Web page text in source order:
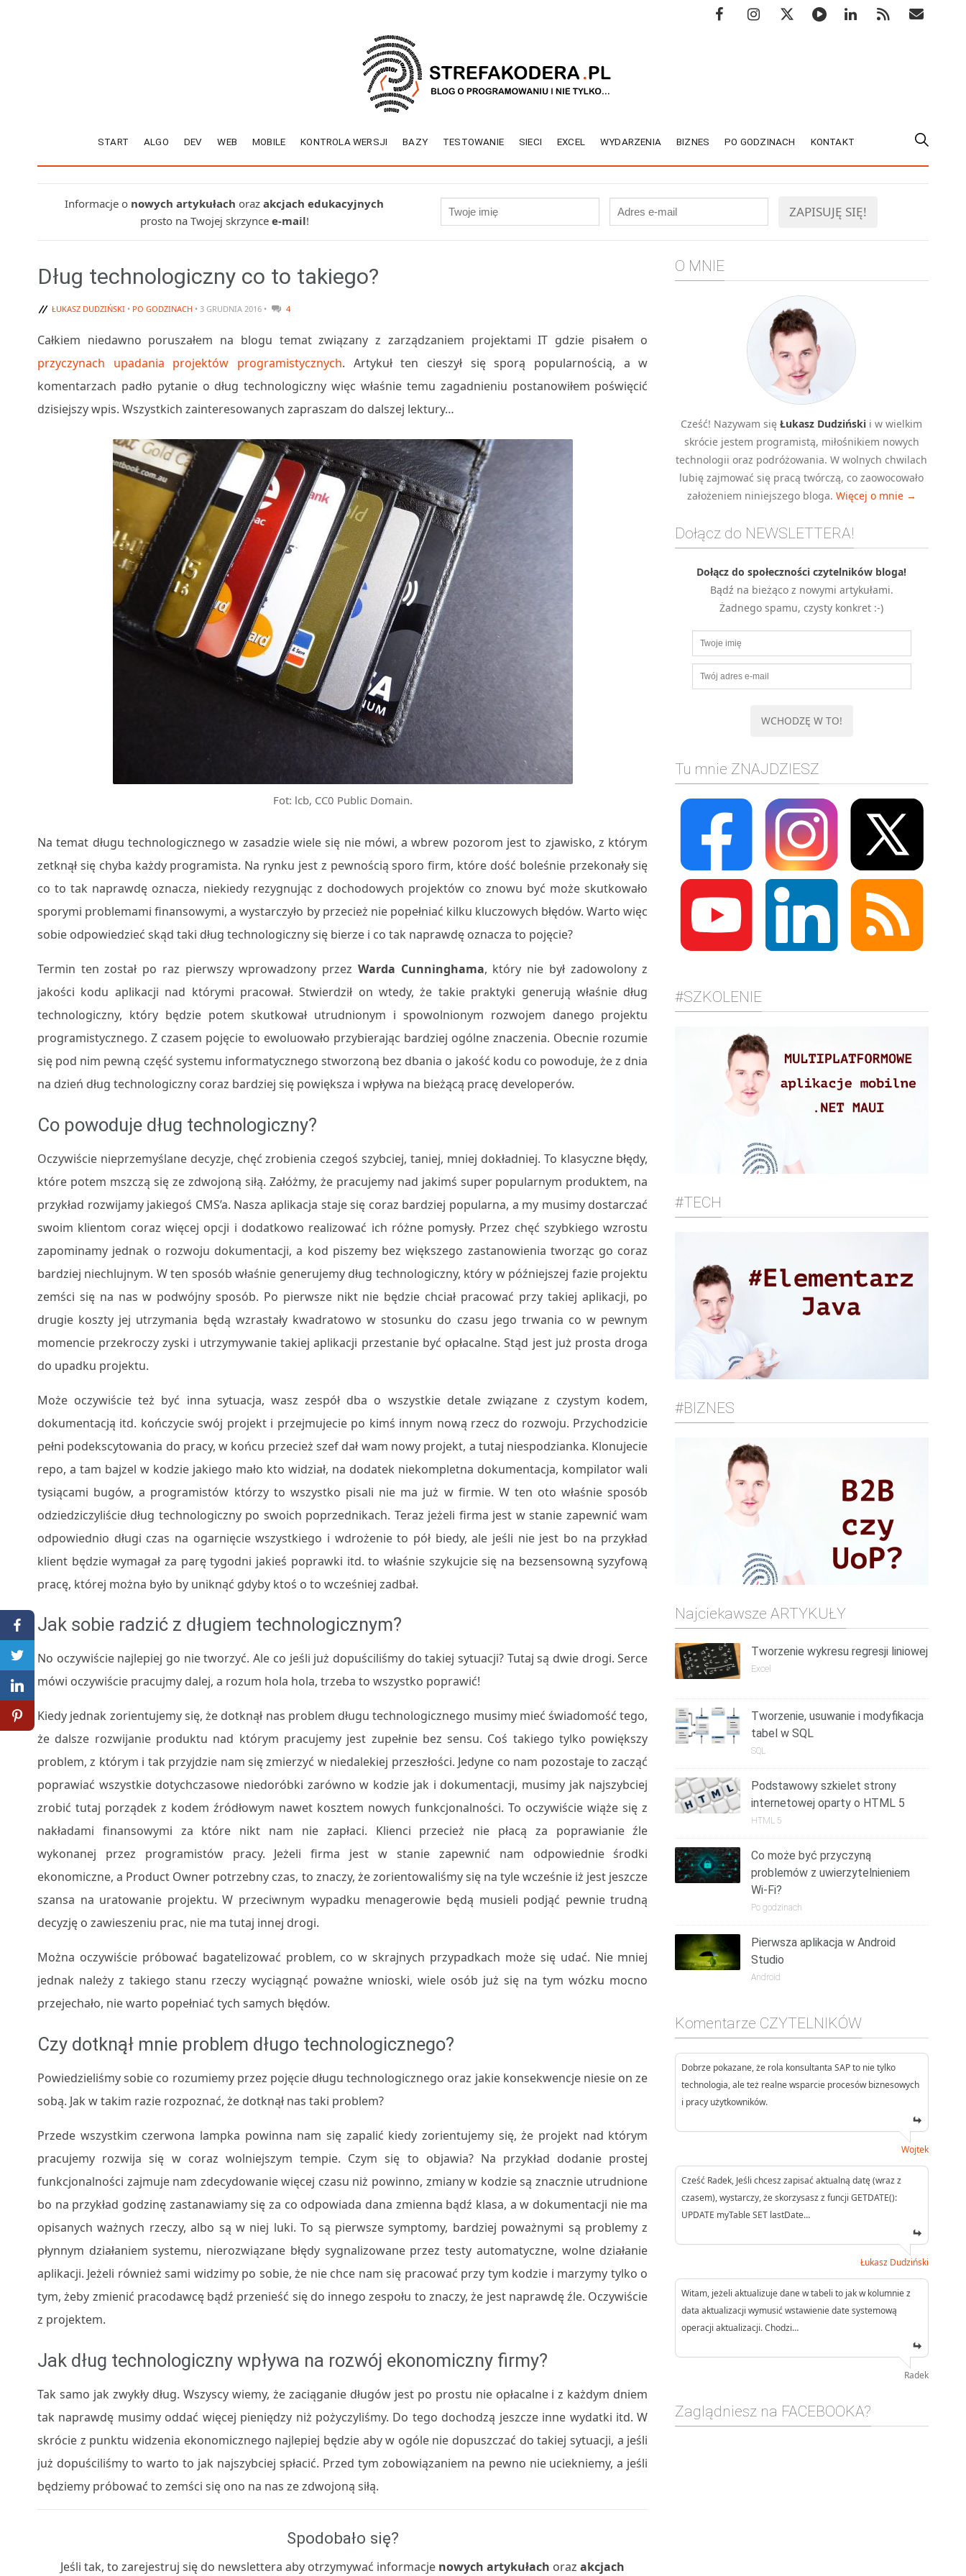
START ALGO DEV WEB MOBILE KONTROLA WERSJI BAZY TESTOWANIE SIECI EXCEL WYDARZENIA BIZNES PO GODZINACH KONTAKT
Informacje o nowych artykułach oraz akcjach edukacyjnych
prosto na Twojej skrzynce e-mail!
Dług technologiczny co to takiego?
ŁUKASZ DUDZIŃSKI • PO GODZINACH • 3 GRUDNIA 2016 • 4
Całkiem niedawno poruszałem na blogu temat związany z zarządzaniem projektami IT gdzie pisałem o
przyczynach upadania projektów programistycznych. Artykuł ten cieszył się sporą popularnością, a w
komentarzach padło pytanie o dług technologiczny więc właśnie temu zagadnieniu postanowiłem poświęcić
dzisiejszy wpis. Wszystkich zainteresowanych zapraszam do dalszej lektury…
Fot: lcb, CC0 Public Domain.
Na temat długu technologicznego w zasadzie wiele się nie mówi, a wbrew pozorom jest to zjawisko, z którym
zetknął się chyba każdy programista. Na rynku jest z pewnością sporo firm, które dość boleśnie przekonały się
co to tak naprawdę oznacza, niekiedy rezygnując z dochodowych projektów co znowu być może skutkowało
sporymi problemami finansowymi, a wystarczyło by przecież nie popełniać kilku kluczowych błędów. Warto więc
sobie odpowiedzieć skąd taki dług technologiczny się bierze i co tak naprawdę oznacza to pojęcie?
Termin ten został po raz pierwszy wprowadzony przez Warda Cunninghama, który nie był zadowolony z
jakości kodu aplikacji nad którymi pracował. Stwierdził on wtedy, że takie praktyki generują właśnie dług
technologiczny, który będzie potem skutkował utrudnionym i spowolnionym rozwojem danego projektu
programistycznego. Z czasem pojęcie to ewoluowało przybierając bardziej ogólne znaczenia. Obecnie rozumie
się pod nim pewną część systemu informatycznego stworzoną bez dbania o jakość kodu co powoduje, że z dnia
na dzień dług technologiczny coraz bardziej się powiększa i wpływa na bieżącą pracę developerów.
Co powoduje dług technologiczny?
Oczywiście nieprzemyślane decyzje, chęć zrobienia czegoś szybciej, taniej, mniej dokładniej. To klasyczne błędy,
które potem mszczą się ze zdwojoną siłą. Załóżmy, że pracujemy nad jakimś super popularnym produktem, na
przykład rozwijamy jakiegoś CMS’a. Nasza aplikacja staje się coraz bardziej popularna, a my musimy dostarczać
swoim klientom coraz więcej opcji i dodatkowo realizować ich różne pomysły. Przez chęć szybkiego wzrostu
zapominamy jednak o rozwoju dokumentacji, a kod piszemy bez większego zastanowienia tworząc go coraz
bardziej niechlujnym. W ten sposób właśnie generujemy dług technologiczny, który w późniejszej fazie projektu
zemści się na nas w podwójny sposób. Po pierwsze nikt nie będzie chciał pracować przy takiej aplikacji, po
drugie koszty jej utrzymania będą wzrastały kwadratowo w stosunku do czasu jego trwania co w pewnym
momencie przekroczy zyski i utrzymywanie takiej aplikacji przestanie być opłacalne. Stąd jest już prosta droga
do upadku projektu.
Może oczywiście też być inna sytuacja, wasz zespół dba o wszystkie detale związane z czystym kodem,
dokumentacją itd. kończycie swój projekt i przejmujecie po kimś innym nową rzecz do rozwoju. Przychodzicie
pełni podekscytowania do pracy, w końcu przecież szef dał wam nowy projekt, a tutaj niespodzianka. Klonujecie
repo, a tam bajzel w kodzie jakiego mało kto widział, na dodatek niekompletna dokumentacja, kompilator wali
tysiącami bugów, a programistów którzy to wszystko pisali nie ma już w firmie. W ten oto właśnie sposób
odziedziczyliście dług technologiczny po swoich poprzednikach. Teraz jeżeli firma jest w stanie zapewnić wam
odpowiednio długi czas na ogarnięcie wszystkiego i wdrożenie to pół biedy, ale jeśli nie jest bo na przykład
klient będzie wymagał za parę tygodni jakieś poprawki itd. to właśnie szykujcie się na bezsensowną syzyfową
pracę, której można było by uniknąć gdyby ktoś o to wcześniej zadbał.
Jak sobie radzić z długiem technologicznym?
No oczywiście najlepiej go nie tworzyć. Ale co jeśli już dopuściliśmy do takiej sytuacji? Tutaj są dwie drogi. Serce
mówi oczywiście pracujmy dalej, a rozum hola hola, trzeba to wszystko poprawić!
Kiedy jednak zorientujemy się, że dotknął nas problem długu technologicznego musimy mieć świadomość tego,
że dalsze rozwijanie produktu nad którym pracujemy jest zupełnie bez sensu. Coś takiego tylko powiększy
problem, z którym i tak przyjdzie nam się zmierzyć w niedalekiej przeszłości. Jedyne co nam pozostaje to zacząć
poprawiać wszystkie dotychczasowe niedoróbki zarówno w kodzie jak i dokumentacji, musimy jak najszybciej
zrobić tutaj porządek z kodem źródłowym nawet kosztem nowych funkcjonalności. To oczywiście wiąże się z
nakładami finansowymi za które nikt nam nie zapłaci. Klienci przecież nie płacą za poprawianie źle
wykonanej przez programistów pracy. Jeżeli firma jest w stanie zapewnić nam odpowiednie środki
ekonomiczne, a Product Owner potrzebny czas, to znaczy, że zorientowaliśmy się na tyle wcześnie iż jest jeszcze
szansa na uratowanie projektu. W przeciwnym wypadku menagerowie będą musieli podjąć pewnie trudną
decyzję o zawieszeniu prac, nie ma tutaj innej drogi.
Można oczywiście próbować bagatelizować problem, co w skrajnych przypadkach może się udać. Nie mniej
jednak należy z takiego stanu rzeczy wyciągnąć poważne wnioski, wiele osób już się na tym wózku mocno
przejechało, nie warto popełniać tych samych błędów.
Czy dotknął mnie problem długo technologicznego?
Powiedzieliśmy sobie co rozumiemy przez pojęcie długu technologicznego oraz jakie konsekwencje niesie on ze
sobą. Jak w takim razie rozpoznać, że dotknął nas taki problem?
Przede wszystkim czerwona lampka powinna nam się zapalić kiedy zorientujemy się, że projekt nad którym
pracujemy rozwija się w coraz wolniejszym tempie. Czym się to objawia? Na przykład dodanie prostej
funkcjonalności zajmuje nam zdecydowanie więcej czasu niż powinno, zmiany w kodzie są znacznie utrudnione
bo na przykład godzinę zastanawiamy się za co odpowiada dana zmienna bądź klasa, a w dokumentacji nie ma
opisanych ważnych rzeczy, albo są w niej luki. To są pierwsze symptomy, bardziej poważnymi są problemy z
płynnym działaniem systemu, nierozwiązane błędy sygnalizowane przez testy automatyczne, wolne działanie
aplikacji. Jeżeli również sami widzimy po sobie, że nie chce nam się pracować przy tym kodzie i marzymy tylko o
tym, żeby zmienić pracodawcę bądź przenieść się do innego zespołu to znaczy, że jest naprawdę źle. Oczywiście
z projektem.
Jak dług technologiczny wpływa na rozwój ekonomiczny firmy?
Tak samo jak zwykły dług. Wszyscy wiemy, że zaciąganie długów jest po prostu nie opłacalne i z każdym dniem
tak naprawdę musimy oddać więcej pieniędzy niż pożyczyliśmy. Do tego dochodzą jeszcze inne wydatki itd. W
skrócie z punktu widzenia ekonomicznego najlepiej będzie aby w ogóle nie dopuszczać do takiej sytuacji, a jeśli
już dopuściliśmy to warto to jak najszybciej spłacić. Przed tym zobowiązaniem na pewno nie uciekniemy, a jeśli
będziemy próbować to zemści się ono na nas ze zdwojoną siłą.
Spodobało się?
Jeśli tak, to zarejestruj się do newslettera aby otrzymywać informacje nowych artykułach orazakcjach
O MNIE
Cześć! Nazywam sięŁukasz Dudziński i w wielkim
skrócie jestem programistą, miłośnikiem nowych
technologii oraz podróżowania. W wolnych chwilach
lubię zajmować się pracą twórczą, co zaowocowało
założeniem niniejszego bloga. Więcej o mnie →
Dołącz do NEWSLETTERA!
Dołącz do społeczności czytelników bloga!
Bądź na bieżąco z nowymi artykułami.
Żadnego spamu, czysty konkret :-)
Tu mnie ZNAJDZIESZ
#SZKOLENIE
#TECH
#BIZNES
Najciekawsze ARTYKUŁY
Tworzenie wykresu regresji liniowej
Excel
Tworzenie, usuwanie i modyfikacja
tabel w SQL
SQL
Podstawowy szkielet strony
internetowej oparty o HTML 5
HTML 5
Co może być przyczyną
problemów z uwierzytelnieniem
Wi-Fi?
Po godzinach
Pierwsza aplikacja w Android
Studio
Android
Komentarze CZYTELNIKÓW
Dobrze pokazane, że rola konsultanta SAP to nie tylko
technologia, ale też realne wsparcie procesów biznesowych
i pracy użytkowników.
Wojtek
Cześć Radek, Jeśli chcesz zapisać aktualną datę (wraz z
czasem), wystarczy, że skorzysasz z funcji GETDATE():
UPDATE myTable SET lastDate…
Łukasz Dudziński
Witam, jeżeli aktualizuje dane w tabeli to jak w kolumnie z
data aktualizacji wymusić wstawienie date systemową
operacji aktualizacji. Chodzi…
Radek
Zaglądniesz na FACEBOOKA?